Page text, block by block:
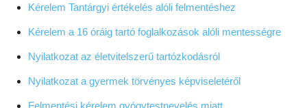
Kérelem Tantárgyi értékelés alóli felmentéshez
Kérelem a 16 óráig tartó foglalkozások alóli mentességre
Nyilatkozat az életvitelszerű tartózkodásról
Nyilatkozat a gyermek törvényes képviseletéről
Felmentési kérelem gyógytestnevelés miatt